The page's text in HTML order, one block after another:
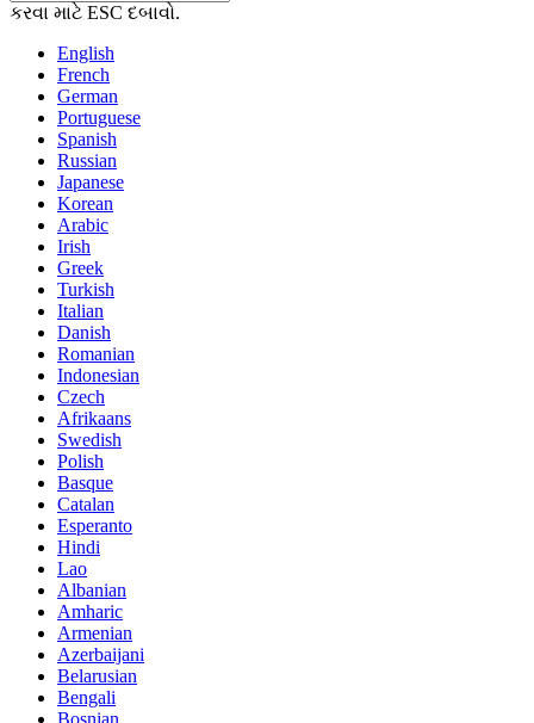
કરવા માટે ESC દબાવો.
English
French
German
Portuguese
Spanish
Russian
Japanese
Korean
Arabic
Irish
Greek
Turkish
Italian
Danish
Romanian
Indonesian
Czech
Afrikaans
Swedish
Polish
Basque
Catalan
Esperanto
Hindi
Lao
Albanian
Amharic
Armenian
Azerbaijani
Belarusian
Bengali
Bosnian